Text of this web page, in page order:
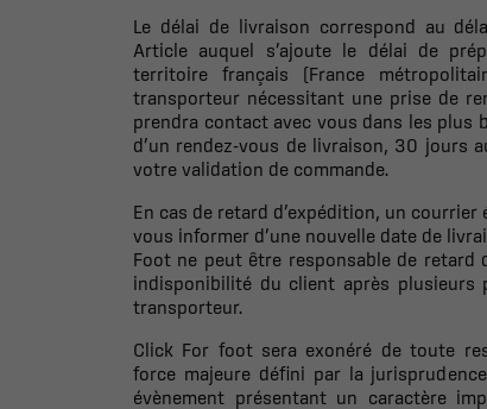
Le délai de livraison correspond au
Article auquel s’ajoute le délai de
territoire français (France
transporteur nécessitant une prise de
prendra contact avec vous dans les plus
d’un rendez-vous de livraison, 30 jours
votre validation de commande.
En cas de retard d’expédition, un
vous informer d’une nouvelle date de
Foot ne peut être responsable de retard
indisponibilité du client après plusieurs
transporteur.
Click For foot sera exonéré de toute
force majeure défini par la
évènement présentant un caractère